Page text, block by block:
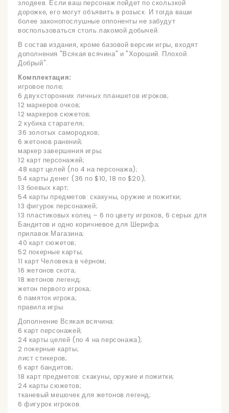
злодеев. Если ваш персонаж пойдет по скользкой
дорожке, его могут объявить в розыск. И тогда ваши
более законопослушные оппоненты не забудут
воспользоваться столь лакомой добычей.
В состав издания, кроме базовой версии игры, входят
дополнения "Всякая всячина" и "Хороший. Плохой.
Добрый".
Комплектация:
игровое поле;
6 двухсторонних личных планшетов игроков;
12 маркеров очков;
12 маркеров сюжетов;
2 кубика старателя;
36 золотых самородков;
6 жетонов ранений;
маркер завершения игры;
12 карт персонажей;
48 карт целей (по 4 на персонажа);
54 карты денег (36 по $10, 18 по $20);
13 боевых карт;
54 карты предметов: скакуны, оружие и пожитки;
13 фигурок персонажей;
13 пластиковых колец – 6 по цвету игроков, 6 серых для
Бандитов и одно коричневое для Шерифа;
прилавок Магазина;
40 карт сюжетов;
52 покерные карты;
11 карт Человека в чёрном;
16 жетонов скота;
18 жетонов легенд;
жетон первого игрока;
6 памяток игрока;
правила игры.
Дополнение Всякая всячина:
6 карт персонажей;
24 карты целей (по 4 на персонажа);
2 покерные карты;
лист стикеров;
6 карт бандитов;
18 карт предметов: скакуны, оружие и пожитки;
24 карты сюжетов;
тканевый мешочек для жетонов легенд;
6 фигурок игроков.